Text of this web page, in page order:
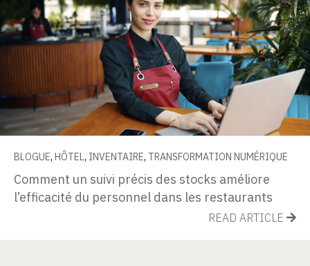
BLOGUE, HÔTEL, INVENTAIRE, TRANSFORMATION NUMÉRIQUE
Comment un suivi précis des stocks améliore
l’efficacité du personnel dans les restaurants
READ ARTICLE